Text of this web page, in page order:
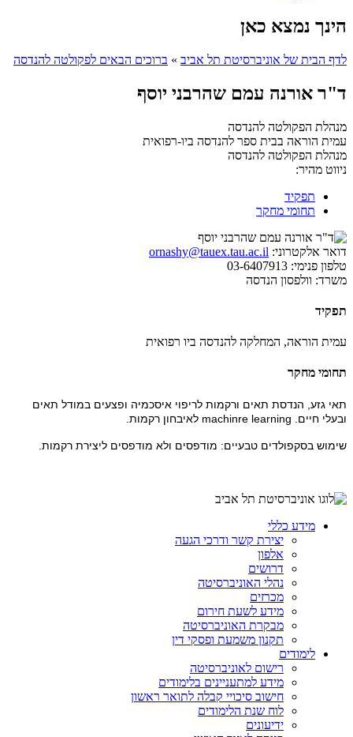
הינך נמצא כאן
לדף הבית של אוניברסיטת תל אביב » ברוכים הבאים לפקולטה להנדסה
ד"ר אורנה עמם שהרבני יוסף
מנהלת הפקולטה להנדסה
עמית הוראה בבית ספר להנדסה ביו-רפואית
מנהלת הפקולטה להנדסה
ניווט מהיר:
תפקיד
תחומי מחקר
דואר אלקטרוני: ornashy@tauex.tau.ac.il
טלפון פנימי:
משרד: וולפסון הנדסה
תפקיד
עמית הוראה, המחלקה להנדסה ביו רפואית
תחומי מחקר
תאי גזע, הנדסת תאים ורקמות לריפוי איסכמיה ופצעים במודל תאים
ובעלי חיים. machinre learning לאיבחון רקמות.
שימוש בסקפולדים טבעיים: מודפסים ולא מודפסים ליצירת רקמות.
מידע כללי
יצירת קשר ודרכי הגעה
אלפון
דרושים
נהלי האוניברסיטה
מכרזים
מידע לשעת חירום
מבקרת האוניברסיטה
תקנון משמעת ופסקי דין
לימודים
רישום לאוניברסיטה
מידע למתעניינים בלימודים
חישוב סיכויי קבלה לתואר ראשון
לוח שנת הלימודים
ידיעונים